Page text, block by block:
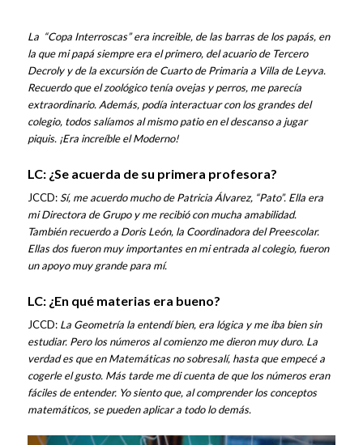
La “Copa Interroscas” era increible, de las barras de los papás, en
la que mi papá siempre era el primero, del acuario de Tercero
Decroly y de la excursión de Cuarto de Primaria a Villa de Leyva.
Recuerdo que el zoológico tenía ovejas y perros, me parecía
extraordinario. Además, podía interactuar con los grandes del
colegio, todos salíamos al mismo patio en el descanso a jugar
piquis. ¡Era increíble el Moderno!
LC: ¿Se acuerda de su primera profesora?
JCCD:Sí, me acuerdo mucho de Patricia Álvarez, “Pato”. Ella era
mi Directora de Grupo y me recibió con mucha amabilidad.
También recuerdo a Doris León, la Coordinadora del Preescolar.
Ellas dos fueron muy importantes en mi entrada al colegio, fueron
un apoyo muy grande para mí.
LC: ¿En qué materias era bueno?
JCCD: La Geometría la entendí bien, era lógica y me iba bien sin
estudiar. Pero los números al comienzo me dieron muy duro. La
verdad es que en Matemáticas no sobresalí, hasta que empecé a
cogerle el gusto. Más tarde me di cuenta de que los números eran
fáciles de entender. Yo siento que, al comprender los conceptos
matemáticos, se pueden aplicar a todo lo demás.